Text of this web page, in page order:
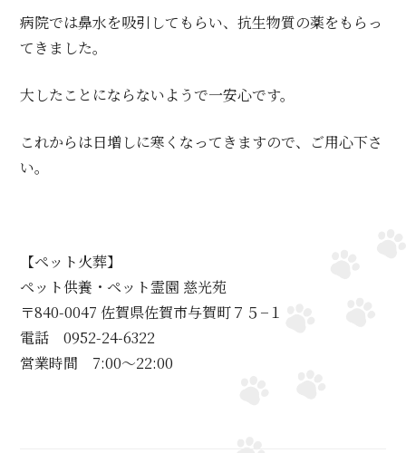
病院では鼻水を吸引してもらい、抗生物質の薬をもらっ
てきました。
大したことにならないようで一安心です。
これからは日増しに寒くなってきますので、ご用心下さ
い。
【ペット火葬】
ペット供養・ペット霊園 慈光苑
〒840-0047 佐賀県佐賀市与賀町７５−１
電話 0952-24-6322
営業時間 7:00～22:00